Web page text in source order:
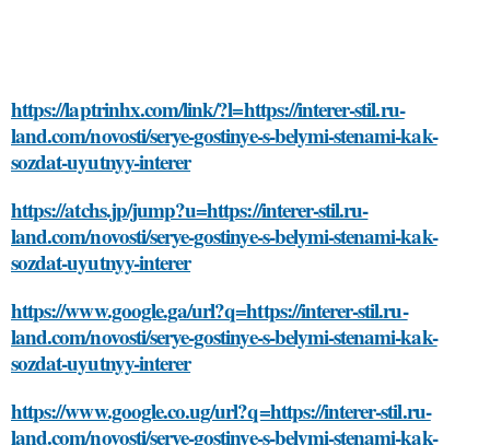
https://laptrinhx.com/link/?l=https://interer-stil.ru-
land.com/novosti/serye-gostinye-s-belymi-stenami-kak-
sozdat-uyutnyy-interer
https://atchs.jp/jump?u=https://interer-stil.ru-
land.com/novosti/serye-gostinye-s-belymi-stenami-kak-
sozdat-uyutnyy-interer
https://www.google.ga/url?q=https://interer-stil.ru-
land.com/novosti/serye-gostinye-s-belymi-stenami-kak-
sozdat-uyutnyy-interer
https://www.google.co.ug/url?q=https://interer-stil.ru-
land.com/novosti/serye-gostinye-s-belymi-stenami-kak-